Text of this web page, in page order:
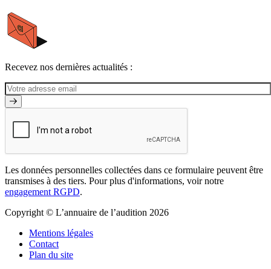
Recevez nos dernières actualités :
Les données personnelles collectées dans ce formulaire peuvent être
transmises à des tiers. Pour plus d'informations, voir notre
engagement RGPD.
Copyright © L’annuaire de l’audition 2026
Mentions légales
Contact
Plan du site